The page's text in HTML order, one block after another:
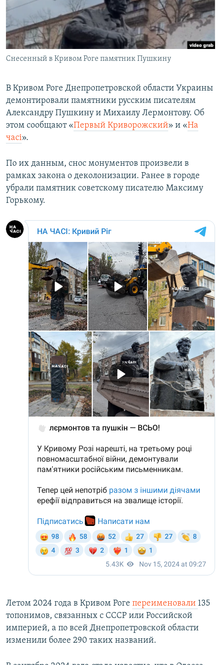
Снесенный в Кривом Роге памятник Пушкину
В Кривом Роге Днепропетровской области Украины
демонтировали памятники русским писателям
Александру Пушкину и Михаилу Лермонтову. Об
этом сообщают «Первый Криворожский» и «На
часi».
По их данным, снос монументов произвели в
рамках закона о деколонизации. Ранее в городе
убрали памятник советскому писателю Максиму
Горькому.
Летом 2024 года в Кривом Роге переименовали 135
топонимов, связанных с СССР или Российской
империей, а по всей Днепропетровской области
изменили более 290 таких названий.